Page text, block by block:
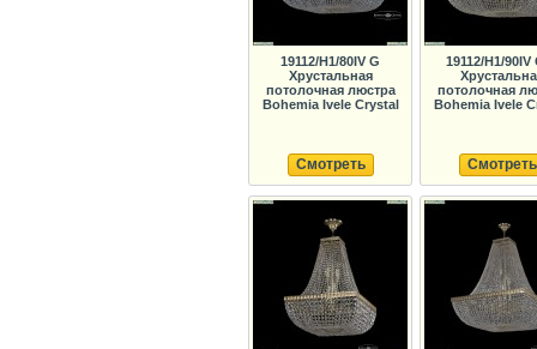
19112/H1/80IV G
Хрустальная
потолочная люстра
Bohemia Ivele Crystal
Смотреть
19112/H1/90IV
потолочная
Bohemia Ivele
Смотреть